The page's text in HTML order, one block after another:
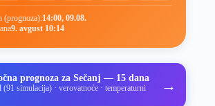
(prognoza):14:00, 09.08.
9. avgust 10:14
prognoza za Sečanj — 15 dana
(91 simulacija) · verovatnoće · temperaturni
→